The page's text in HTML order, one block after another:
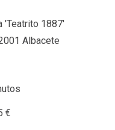
'Teatrito 1887'
Albacete
€